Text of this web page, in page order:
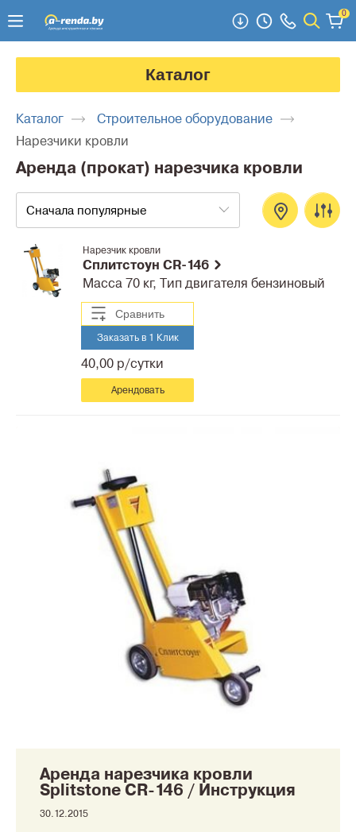
0
Каталог
Каталог
Строительное оборудование
Нарезчики кровли
Аренда (прокат) нарезчика кровли
Сначала популярные
Нарезчик кровли
Сплитстоун CR-146
Масса 70 кг, Тип двигателя бензиновый
Арендовать
40,00 р/сутки
Заказать в 1 Клик
Сравнить
Аренда нарезчика кровли
Splitstone CR-146 / Инструкция
30.12.2015